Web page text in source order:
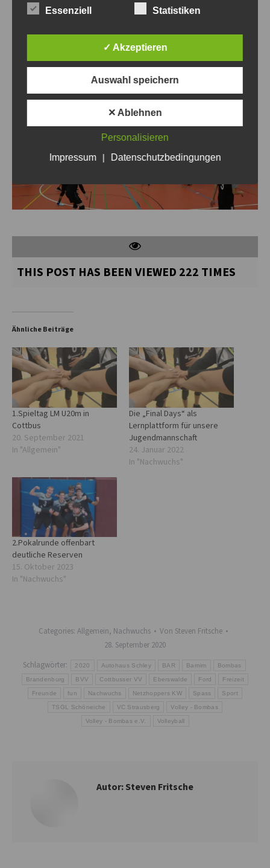
THIS POST HAS BEEN VIEWED 222 TIMES
Ähnliche Beiträge
1.Spieltag LM U20m in
Cottbus
20. September 2021
In "Allgemein"
Die „Final Days“ als
Lernplattform für unsere
Jugendmannschaft
24. Januar 2022
In "Nachwuchs"
2.Pokalrunde offenbart
deutliche Reserven
15. Oktober 2023
In "Nachwuchs"
Categories: Allgemein, Nachwuchs Von Steven Fritsche
28. September 2020
Schlagwörter:
2020 Autohaus Schley BAR Barnim Bombas
Brandenburg BVV Cottbusser VV Eberswalde Ford Freizeit
Freunde fun Nachwuchs Netzhoppers KW Spass Sport
TSGL Schöneiche VC Strausberg Volley - Bombas
Volley - Bombas e.V. Volleyball
Autor:Steven Fritsche
Essenziell Statistiken
✓ Akzeptieren
Auswahl speichern
✕ Ablehnen
Personalisieren
Impressum
| Datenschutzbedingungen